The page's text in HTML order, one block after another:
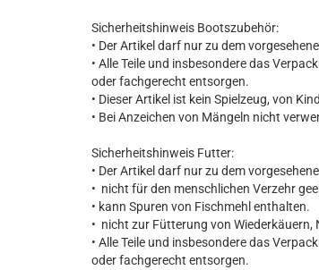
Sicherheitshinweis Bootszubehör:
• Der Artikel darf nur zu dem
• Alle Teile und insbesondere das
oder fachgerecht entsorgen.
• Dieser Artikel ist kein Spielzeug, von
• Bei Anzeichen von Mängeln nicht
Sicherheitshinweis Futter:
• Der Artikel darf nur zu dem
• nicht für den menschlichen Verzehr
• kann Spuren von Fischmehl enthalten.
• nicht zur Fütterung von
• Alle Teile und insbesondere das
oder fachgerecht entsorgen.